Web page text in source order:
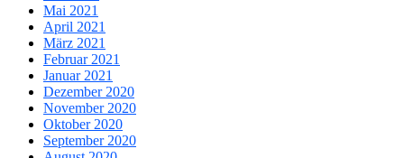
Mai 2021
April 2021
März 2021
Februar 2021
Januar 2021
Dezember 2020
November 2020
Oktober 2020
September 2020